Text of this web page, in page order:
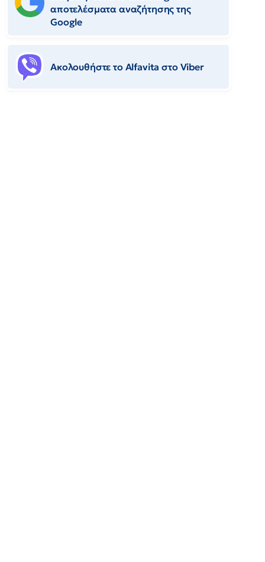
αποτελέσματα αναζήτησης της
Google
Ακολουθήστε το Αlfavita στο Viber